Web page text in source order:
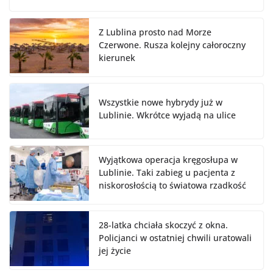
Z Lublina prosto nad Morze
Czerwone. Rusza kolejny całoroczny
kierunek
Wszystkie nowe hybrydy już w
Lublinie. Wkrótce wyjadą na ulice
Wyjątkowa operacja kręgosłupa w
Lublinie. Taki zabieg u pacjenta z
niskorosłością to światowa rzadkość
28-latka chciała skoczyć z okna.
Policjanci w ostatniej chwili uratowali
jej życie